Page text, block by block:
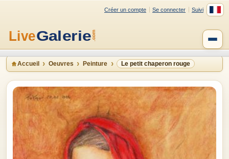
Créer un compte Se connecter Suivi
Accueil Oeuvres Peinture Le petit chaperon rouge